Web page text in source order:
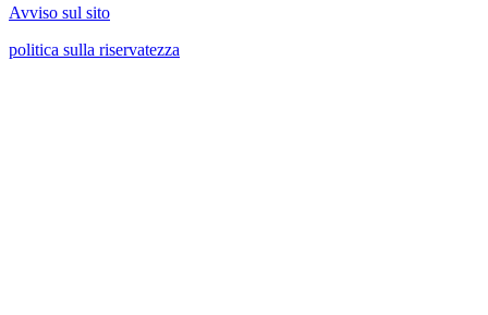
Avviso sul sito
politica sulla riservatezza